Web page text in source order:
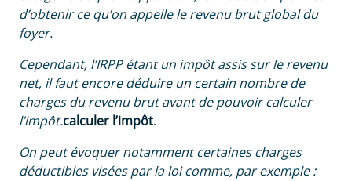
d’obtenir ce qu’on appelle le revenu brut global du
foyer.
Cependant, l’IRPP étant un impôt assis sur le revenu
net, il faut encore déduire un certain nombre de
charges du revenu brut avant de pouvoir calculer
l’impôt.calculer l’impôt.
On peut évoquer notamment certaines charges
déductibles visées par la loi comme, par exemple :